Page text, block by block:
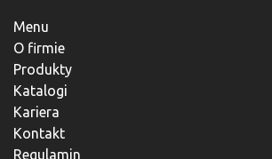
Menu
O firmie
Produkty
Katalogi
Kariera
Kontakt
Regulamin